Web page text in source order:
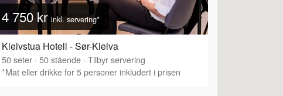
4 750 kr inkl. servering*
Kleivstua Hotell - Sør-Kleiva
50seter · 50stående · Tilbyr servering
*Mat eller drikke for 5 personer inkludert i prisen